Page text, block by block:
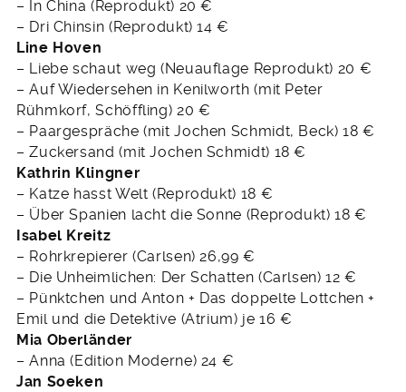
– In China (Reprodukt) 20 €
– Dri Chinsin (Reprodukt) 14 €
Line Hoven
– Liebe schaut weg (Neuauflage Reprodukt) 20 €
– Auf Wiedersehen in Kenilworth (mit Peter
Rühmkorf, Schöffling) 20 €
– Paargespräche (mit Jochen Schmidt, Beck) 18 €
– Zuckersand (mit Jochen Schmidt) 18 €
Kathrin Klingner
– Katze hasst Welt (Reprodukt) 18 €
– Über Spanien lacht die Sonne (Reprodukt) 18 €
Isabel Kreitz
– Rohrkrepierer (Carlsen) 26,99 €
– Die Unheimlichen: Der Schatten (Carlsen) 12 €
– Pünktchen und Anton + Das doppelte Lottchen +
Emil und die Detektive (Atrium) je 16 €
Mia Oberländer
– Anna (Edition Moderne) 24 €
Jan Soeken